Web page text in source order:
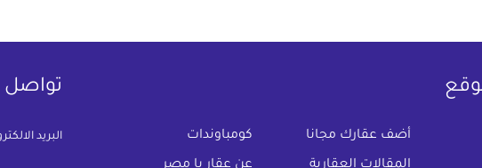
أضف عقارك مجانا كومباوندات
تواصل
البريد